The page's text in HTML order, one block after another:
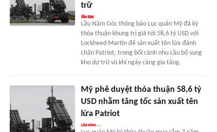
trữ
Lầu Năm Góc thông báo Lục quân Mỹ đã ký
thỏa thuận khung trị giá tới 58,6 tỷ USD với
Lockheed Martin để sản xuất tên lửa đánh
chặn Patriot, trong bối cảnh nhu cầu bổ sung
kho dự trữ vũ khí ngày càng gia tăng.
Mỹ phê duyệt thỏa thuận 58,6 tỷ
USD nhằm tăng tốc sản xuất tên
lửa Patriot